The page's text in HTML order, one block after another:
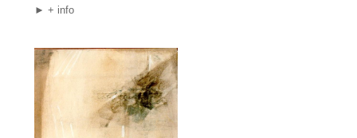
► + info